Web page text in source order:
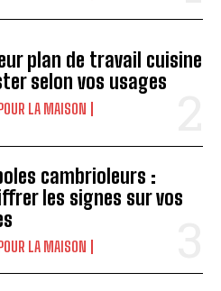
plan de travail cuisine
selon vos usages
LA MAISON
cambrioleurs :
les signes sur vos
LA MAISON